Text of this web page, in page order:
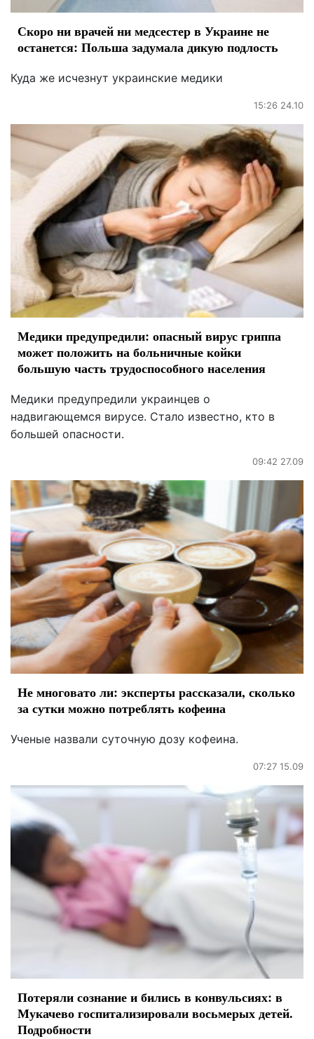
Скоро ни врачей ни медсестер в Украине не
останется: Польша задумала дикую подлость
Куда же исчезнут украинские медики
15:26 24.10
Медики предупредили: опасный вирус гриппа
может положить на больничные койки
большую часть трудоспособного населения
Медики предупредили украинцев о
надвигающемся вирусе. Стало известно, кто в
большей опасности.
09:42 27.09
Не многовато ли: эксперты рассказали, сколько
за сутки можно потреблять кофеина
Ученые назвали суточную дозу кофеина.
07:27 15.09
Потеряли сознание и бились в конвульсиях: в
Мукачево госпитализировали восьмерых детей.
Подробности